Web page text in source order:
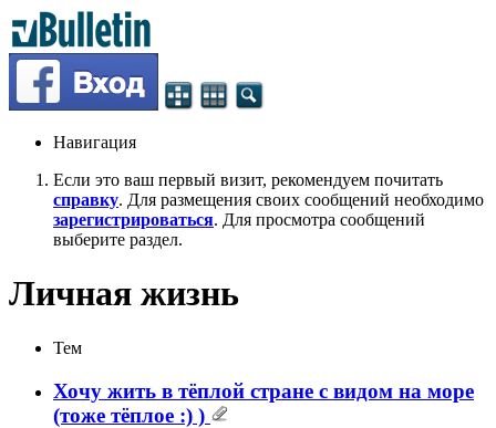
Навигация
Если это ваш первый визит, рекомендуем почитать
справку. Для размещения своих сообщений необходимо
зарегистрироваться. Для просмотра сообщений
выберите раздел.
Личная жизнь
Тем
Хочу жить в тёплой стране с видом на море
(тоже тёплое :) )